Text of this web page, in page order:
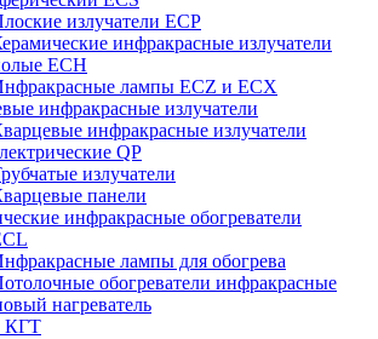
излучатели ECP
инфракрасные излучатели
ECH
лампы ECZ и ECX
инфракрасные излучатели
инфракрасные излучатели
QP
излучатели
панели
инфракрасные обогреватели
лампы для обогрева
обогреватели инфракрасные
нагреватель
КГТ